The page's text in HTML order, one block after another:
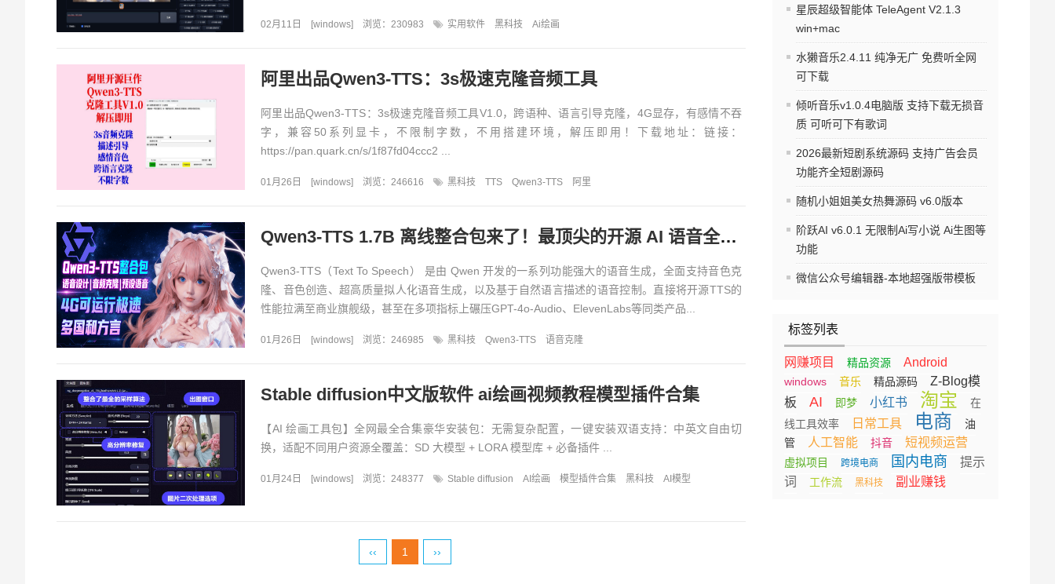
星辰超级智能体 TeleAgent V2.1.3
win+mac
水獭音乐2.4.11 纯净无广 免费听全网
可下载
倾听音乐v1.0.4电脑版 支持下载无损音
质 可听可下有歌词
2026最新短剧系统源码 支持广告会员
功能齐全短剧源码
随机小姐姐美女热舞源码 v6.0版本
阶跃AI v6.0.1 无限制Ai写小说 Ai生图等
功能
微信公众号编辑器-本地超强版带模板
标签列表
网赚项目 精品资源 Android
windows 音乐 精品源码
Z-Blog模
板
AI 即梦 小红书 淘宝
在
线工具效率
日常工具 电商
油
管
人工智能 抖音 短视频运营
虚拟项目 跨境电商 国内电商
提示
词
工作流 黑科技 副业赚钱
02月11日 [windows] 浏览：230983 实用软件 黑科技 Ai绘画
阿里出品Qwen3-TTS：3s极速克隆音频工具
阿里出品Qwen3-TTS：3s极速克隆音频工具V1.0，跨语种、语言引导克隆，4G显存，有感情不吞
字，兼容50系列显卡，不限制字数，不用搭建环境，解压即用！下载地址：链接：
https://pan.quark.cn/s/1f87fd04ccc2 ...
01月26日 [windows] 浏览：246616 黑科技 TTS Qwen3-TTS 阿里
Qwen3-TTS 1.7B 离线整合包来了！最顶尖的开源 AI 语音全家桶，支持文字生成语音 语音克隆 一键整合包
Qwen3-TTS（Text To Speech） 是由 Qwen 开发的一系列功能强大的语音生成，全面支持音色克
隆、音色创造、超高质量拟人化语音生成，以及基于自然语言描述的语音控制。直接将开源TTS的
性能拉满至商业旗舰级，甚至在多项指标上碾压GPT-4o-Audio、ElevenLabs等同类产品...
01月26日 [windows] 浏览：246985 黑科技 Qwen3-TTS 语音克隆
Stable diffusion中文版软件 ai绘画视频教程模型插件合集
【AI 绘画工具包】全网最全合集豪华安装包：无需复杂配置，一键安装双语支持：中英文自由切
换，适配不同用户资源全覆盖：SD 大模型 + LORA 模型库 + 必备插件 ...
01月24日 [windows] 浏览：248377 Stable diffusion AI绘画 模型插件合集 黑科技 AI模型
‹‹ 1 ››